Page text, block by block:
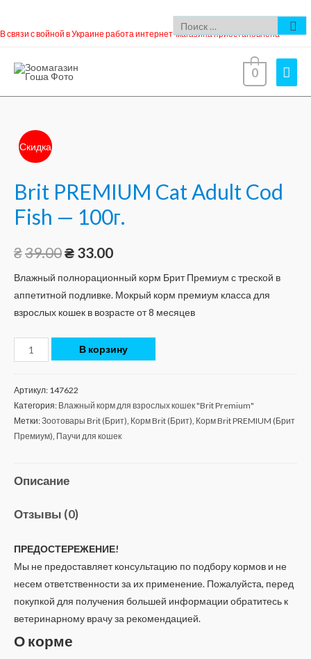
В связи с войной в Украине работа интернет-магазина приостановлена
0
Скидка
Brit PREMIUM Cat Adult Cod
Fish — 100г.
₴39.00₴ 33.00
Влажный полнорационный корм Брит Премиум с треской в
аппетитной подливке. Мокрый корм премиум класса для
взрослых кошек в возрасте от 8 месяцев
В корзину
Артикул: 147622
Категория: Влажный корм для взрослых кошек "Brit Premium"
Метки:Зоотовары Brit (Брит) Корм Brit (Брит) Корм Brit PREMIUM (Брит
Премиум) Паучи для кошек
Описание
Отзывы (0)
ПРЕДОСТЕРЕЖЕНИЕ!
Мы не предоставляет консультацию по подбору кормов и не
несем ответственности за их применение. Пожалуйста, перед
покупкой для получения большей информации обратитесь к
ветеринарному врачу за рекомендацией.
О корме